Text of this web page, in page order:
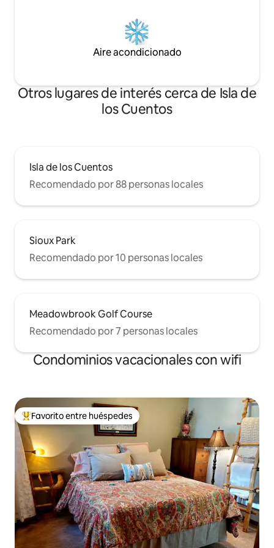
Aire acondicionado
Otros lugares de interés cerca de Isla de
los Cuentos
Isla de los Cuentos
Recomendado por 88 personas locales
Sioux Park
Recomendado por 10 personas locales
Meadowbrook Golf Course
Recomendado por 7 personas locales
Condominios vacacionales con wifi
Favorito entre huéspedes preferido
Favorito entre huéspedes